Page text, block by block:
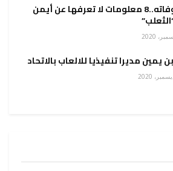
بعد وفاته..8 معلومات لا تعرفها عن أيمن
يمين مديرا تنفيذيا للالعاب بالاتحاد